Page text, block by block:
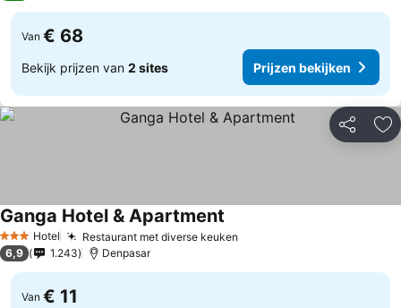
Van € 68
Bekijk prijzen van 2 sites Prijzen bekijken
Delen
3 SterrenHotel Restaurant met diverse keuken
Ganga Hotel & Apartment
6,9 1.243 Denpasar
Van € 11